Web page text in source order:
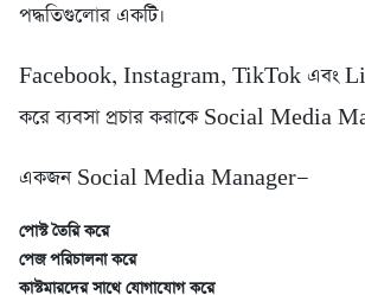
পদ্ধতিগুলোর একটি।
Facebook, Instagram, TikTok এবং
করে ব্যবসা প্রচার করাকে Social Media
একজন Social Media Manager—
পোস্ট তৈরি করে
পেজ পরিচালনা করে
কাস্টমারদের সাথে যোগাযোগ করে